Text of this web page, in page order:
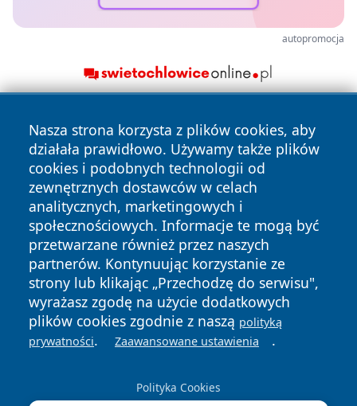
autopromocja
Nasza strona korzysta z plików cookies, aby
działała prawidłowo. Używamy także plików
cookies i podobnych technologii od
zewnętrznych dostawców w celach
analitycznych, marketingowych i
społecznościowych. Informacje te mogą być
przetwarzane również przez naszych
partnerów. Kontynuując korzystanie ze
strony lub klikając „Przechodzę do serwisu",
wyrażasz zgodę na użycie dodatkowych
plików cookies zgodnie z naszą polityką
prywatności. Zaawansowane ustawienia .
Polityka Cookies
Copyright © 2026 oswieciminfo.pl Wszystkie prawa
zastrzeżone.
News Autorzy
Polityka
Prywatności
Polityka
Cookies